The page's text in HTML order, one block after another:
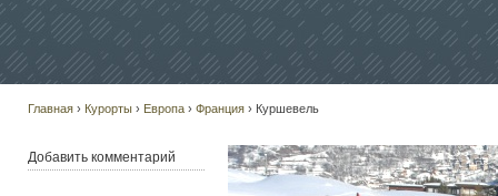
Главная › Курорты › Европа › Франция › Куршевель
Добавить комментарий